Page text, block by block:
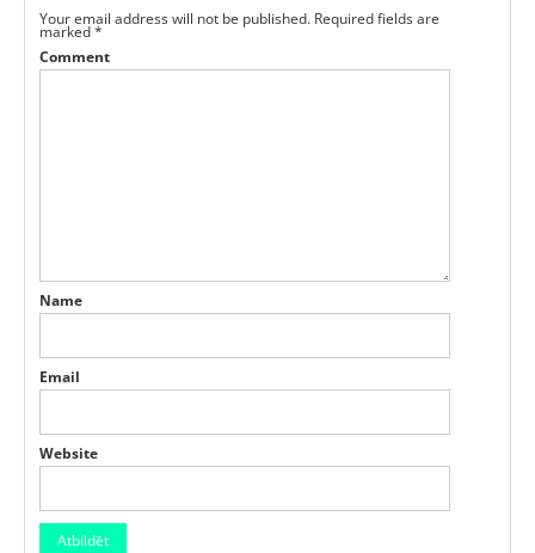
Your email address will not be published. Required fields are
marked*
Comment
Name
Email
Website